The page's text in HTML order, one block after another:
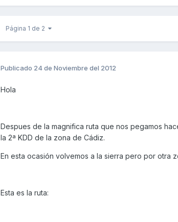
Página 1 de 2
Publicado 24 de Noviembre del 2012
Hola
Despues de la magnifica ruta que nos pegamos
la 2ª KDD de la zona de Cádiz.
En esta ocasión volvemos a la sierra pero por otra
Esta es la ruta: